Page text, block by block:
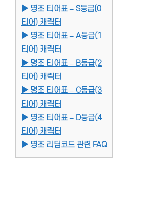
▶ 명조 티어표 – S등급(0
티어) 캐릭터
▶ 명조 티어표 – A등급(1
티어) 캐릭터
▶ 명조 티어표 – B등급(2
티어) 캐릭터
▶ 명조 티어표 – C등급(3
티어) 캐릭터
▶ 명조 티어표 – D등급(4
티어) 캐릭터
▶ 명조 리딤코드 관련 FAQ